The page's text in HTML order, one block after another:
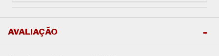
AVALIAÇÃO